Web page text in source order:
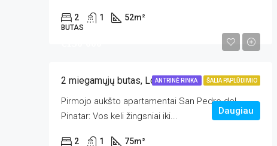
2 1 52m²
BUTAS
ANTRINĖ RINKA ŠALIA PAPLŪDIMIO
2 miegamųjų butas, Lo Pagan
Pirmojo aukšto apartamentai San Pedro del
Pinatar: Vos keli žingsniai iki...
2 1 75m²
Daugiau